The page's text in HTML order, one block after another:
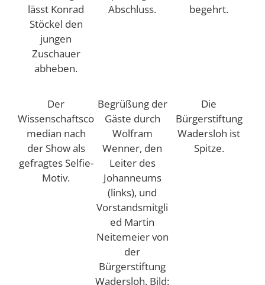
lässt Konrad
Stöckel den
jungen
Zuschauer
abheben.
Abschluss.
begehrt.
Der
Wissenschaftsco
median nach
der Show als
gefragtes Selfie-
Motiv.
Begrüßung der
Gäste durch
Wolfram
Wenner, den
Leiter des
Johanneums
(links), und
Vorstandsmitgli
ed Martin
Neitemeier von
der
Bürgerstiftung
Wadersloh. Bild:
Die
Bürgerstiftung
Wadersloh ist
Spitze.